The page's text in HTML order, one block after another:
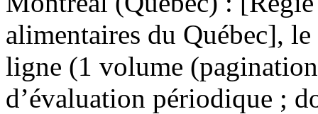
alimentaires du Québec],
ligne (1 volume
d’évaluation périodique ;